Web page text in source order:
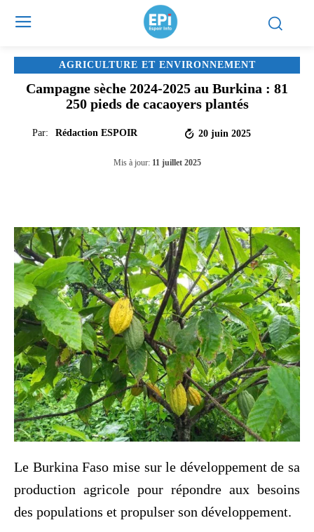
AGRICULTURE ET ENVIRONNEMENT
Campagne sèche 2024-2025 au Burkina : 81
250 pieds de cacaoyers plantés
Par: Rédaction ESPOIR 20 juin 2025
Mis à jour: 11 juillet 2025
Le Burkina Faso mise sur le développement de sa
production agricole pour répondre aux besoins
des populations et propulser son développement.